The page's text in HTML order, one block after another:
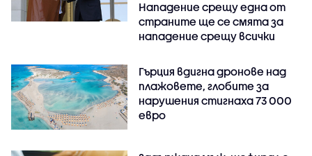
Нападение срещу една от
страните ще се смята за
нападение срещу всички
Гърция вдигна дронове над
плажовете, глобите за
нарушения стигнаха 73 000
евро